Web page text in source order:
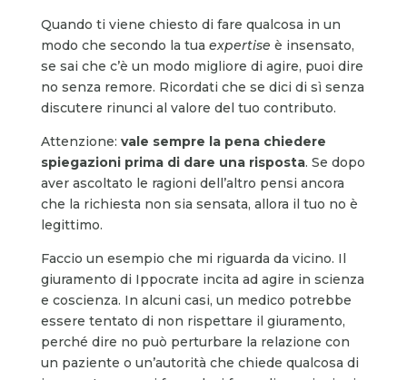
Quando ti viene chiesto di fare qualcosa in un
modo che secondo la tua expertise è insensato,
se sai che c’è un modo migliore di agire, puoi dire
no senza remore. Ricordati che se dici di sì senza
discutere rinunci al valore del tuo contributo.
Attenzione: vale sempre la pena chiedere
spiegazioni prima di dare una risposta. Se dopo
aver ascoltato le ragioni dell’altro pensi ancora
che la richiesta non sia sensata, allora il tuo no è
legittimo.
Faccio un esempio che mi riguarda da vicino. Il
giuramento di Ippocrate incita ad agire in scienza
e coscienza. In alcuni casi, un medico potrebbe
essere tentato di non rispettare il giuramento,
perché dire no può perturbare la relazione con
un paziente o un’autorità che chiede qualcosa di